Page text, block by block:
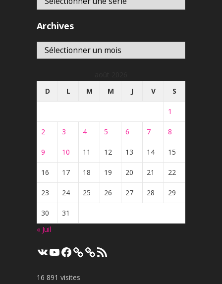
Archives
Archives
D
L M M J V S
1
2 3 4 5 6 7 8
9 10 11 12 13 14 15
16 17 18 19 20 21 22
23 24 25 26 27 28 29
30
31
« Juil
VK YouTube
Facebook Flux
RSS
16 891 visites